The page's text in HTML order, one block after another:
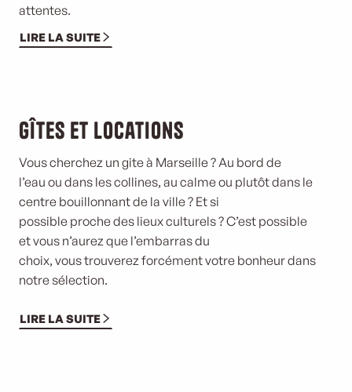
attentes.
LIRE LA SUITE
Gîtes et locations
Vous cherchez un gite à Marseille ? Au bord de
l’eau ou dans les collines, au calme ou plutôtdans le
centre bouillonnant de la ville ? Et si
possible proche des lieux culturels ? C’est possible
et vous n’aurez que l’embarras du
choix, vous trouverez forcément votre bonheur dans
notre sélection.
LIRE LA SUITE